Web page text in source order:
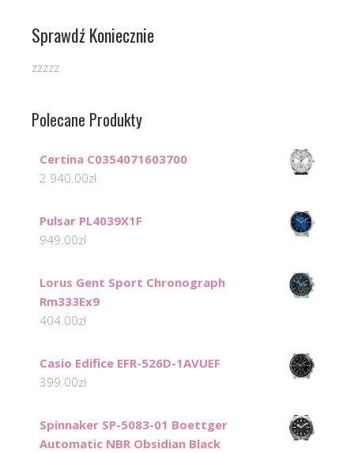
Sprawdź Koniecznie
zzzzz
Polecane Produkty
Certina C0354071603700
2 940.00zł
Pulsar PL4039X1F
949.00zł
Lorus Gent Sport Chronograph
Rm333Ex9
404.00zł
Casio Edifice EFR-526D-1AVUEF
399.00zł
Spinnaker SP-5083-01 Boettger
Automatic NBR Obsidian Black